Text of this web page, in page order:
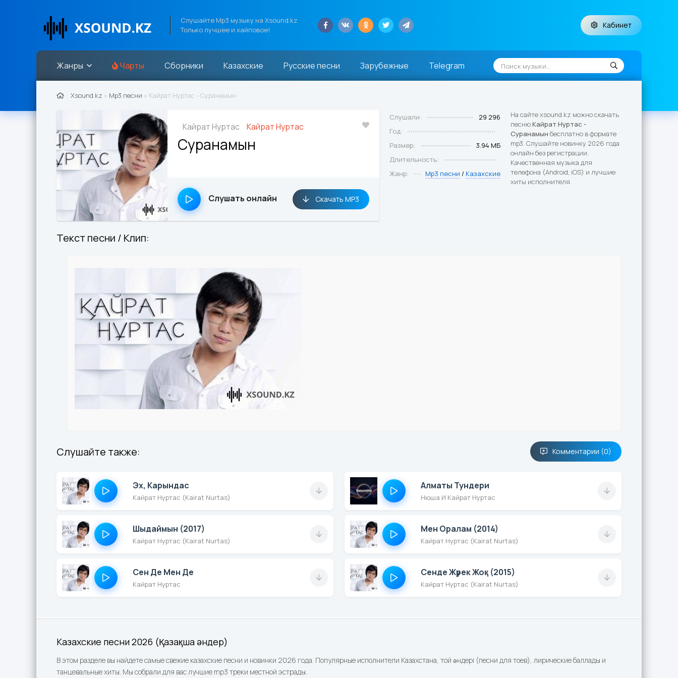
Слушайте Mp3 музыку на Xsound.kz
Только лучшее и хайповое!
Кабинет
Жанры Чарты Сборники Казахские Русские песни Зарубежные Telegram
Казахские песни 2026 (Қазақша әндер)
В этом разделе вы найдете самые свежие казахские песни и новинки 2026 года. Популярные исполнители Казахстана, той әндері (песни для тоев), лирические баллады и
танцевальные хиты. Мы собрали для вас лучшие mp3 треки местной эстрады.
Xsound.kz » Mp3 песни » Кайрат Нуртас - Суранамын
Кайрат Нуртас Кайрат Нуртас
Суранамын
Слушать онлайн Скачать MP3
Слушали:
29 296
Год:
Размер:
3.94 МБ
Длительность:
Жанр:
Mp3 песни / Казахские
На сайте xsound.kz можно скачать
песнюКайрат Нуртас -
Суранамын бесплатно в формате
mp3. Слушайте новинку 2026 года
онлайн без регистрации.
Качественная музыка для
телефона (Android, iOS) и лучшие
хиты исполнителя.
Текст песни / Клип:
Слушайте также: Комментарии (0)
Эх, Карындас
Кайрат Нуртас (Kairat Nurtas)
Алматы Тундери
Нюша И Кайрат Нуртас
Шыдаймын (2017)
Кайрат Нуртас (Kairat Nurtas)
Мен Оралам (2014)
Кайрат Нуртас (Kairat Nurtas)
Сен Де Мен Де
Кайрат Нуртас
Сенде Жүрек Жоқ (2015)
Кайрат Нуртас (Kairat Nurtas)